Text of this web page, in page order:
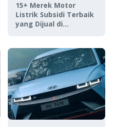
15+ Merek Motor
Listrik Subsidi Terbaik
yang Dijual di